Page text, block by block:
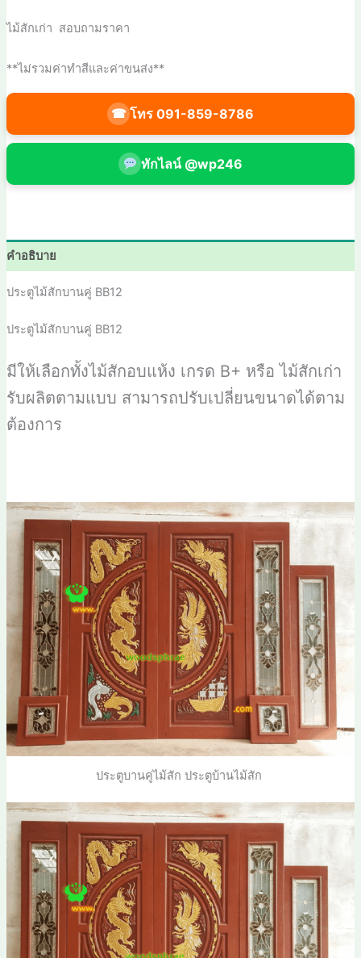
ไม้สักเก่า สอบถามราคา
**ไม่รวมค่าทำสีและค่าขนส่ง**
☎ โทร 091-859-8786
ทักไลน์ @wp246
คำอธิบาย
ประตูไม้สักบานคู่ BB12
ประตูไม้สักบานคู่ BB12
มีให้เลือกทั้งไม้สักอบแห้ง เกรด B+ หรือ ไม้สักเก่า
รับผลิตตามแบบ สามารถปรับเปลี่ยนขนาดได้ตาม
ต้องการ
ประตูบานคู่ไม้สัก ประตูบ้านไม้สัก